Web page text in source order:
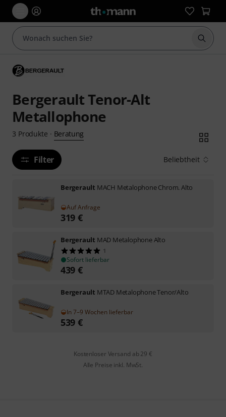
Suche
Bergerault Tenor-Alt
Metallophone
3 Produkte · Beratung
Filter Beliebtheit
Bergerault MACH Metalophone Chrom. Alto
Auf Anfrage
319 €
Bergerault MAD Metalophone Alto
1
Sofort lieferbar
439 €
Bergerault MTAD Metalophone Tenor/Alto
In 7–9 Wochen lieferbar
539 €
Kostenloser Versand ab 29 €
Alle Preise inkl. MwSt.